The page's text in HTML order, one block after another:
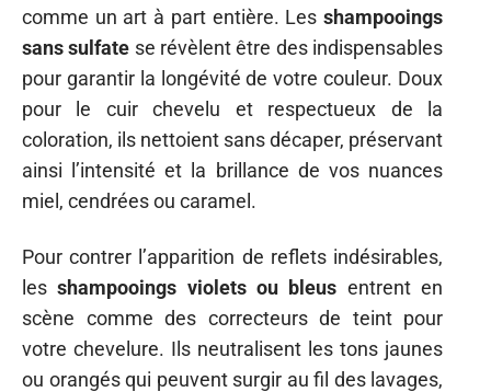
comme un art à part entière. Les shampooings
sans sulfate se révèlent être des indispensables
pour garantir la longévité de votre couleur. Doux
pour le cuir chevelu et respectueux de la
coloration, ils nettoient sans décaper, préservant
ainsi l’intensité et la brillance de vos nuances
miel, cendrées ou caramel.
Pour contrer l’apparition de reflets indésirables,
lesshampooings violets ou bleus entrent en
scène comme des correcteurs de teint pour
votre chevelure. Ils neutralisent les tons jaunes
ou orangés qui peuvent surgir au fil des lavages,